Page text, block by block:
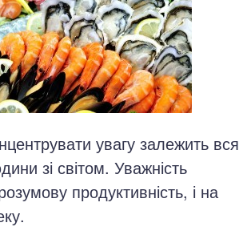
увагу залежить вся
зі світом. Уважність
продуктивність, і на